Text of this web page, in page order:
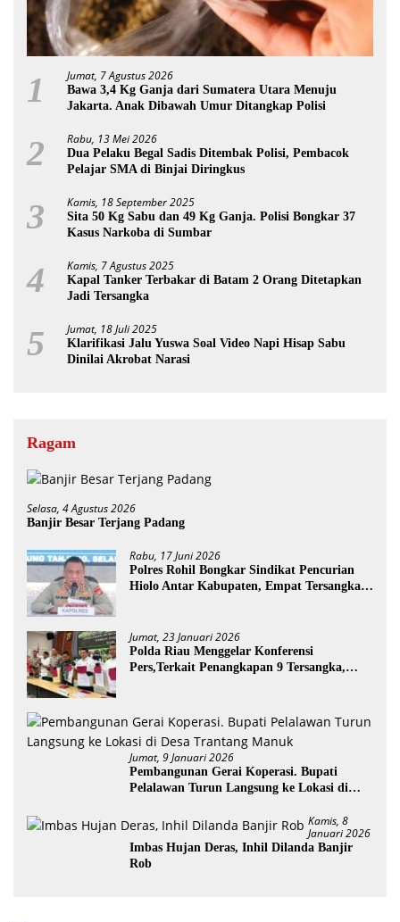
1 Jumat, 7 Agustus 2026
Bawa 3,4 Kg Ganja dari Sumatera Utara Menuju
Jakarta. Anak Dibawah Umur Ditangkap Polisi
2 Rabu, 13 Mei 2026
Dua Pelaku Begal Sadis Ditembak Polisi, Pembacok
Pelajar SMA di Binjai Diringkus
3 Kamis, 18 September 2025
Sita 50 Kg Sabu dan 49 Kg Ganja. Polisi Bongkar 37
Kasus Narkoba di Sumbar
4 Kamis, 7 Agustus 2025
Kapal Tanker Terbakar di Batam 2 Orang Ditetapkan
Jadi Tersangka
5 Jumat, 18 Juli 2025
Klarifikasi Jalu Yuswa Soal Video Napi Hisap Sabu
Dinilai Akrobat Narasi
Ragam
Selasa, 4 Agustus 2026
Banjir Besar Terjang Padang
Rabu, 17 Juni 2026
Polres Rohil Bongkar Sindikat Pencurian
Hiolo Antar Kabupaten, Empat Tersangka
Jumat, 23 Januari 2026
Polda Riau Menggelar Konferensi
Pers,Terkait Penangkapan 9 Tersangka,
Jumat, 9 Januari 2026
Pembangunan Gerai Koperasi. Bupati
Pelalawan Turun Langsung ke Lokasi di
Kamis, 8
Januari 2026
Imbas Hujan Deras, Inhil Dilanda Banjir
Rob